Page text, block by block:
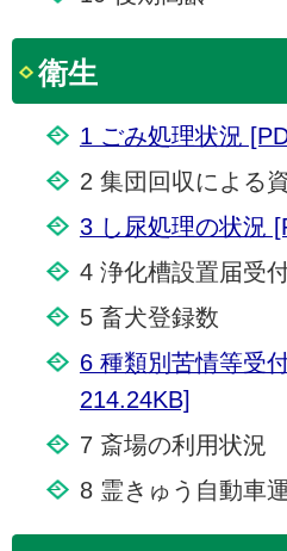
衛生
1 ごみ処理状況
2 集団回収による
3 し尿処理の状況
4 浄化槽設置届受
5 畜犬登録数
6 種類別苦情等受
214.24KB]
7 斎場の利用状況
8 霊きゅう自動車